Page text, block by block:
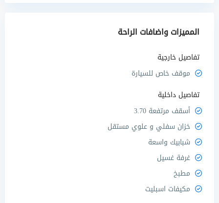
المميزات واضافات الراحة
تفاصيل خارجية
موقف خاص للسيارة
تفاصيل داخلية
أسقف مرتفعة 3.70
خزان سفلي و علوي مستقل
شبابيك واسعة
غرفة غسيل
مطبخ
مكيفات اسبليت